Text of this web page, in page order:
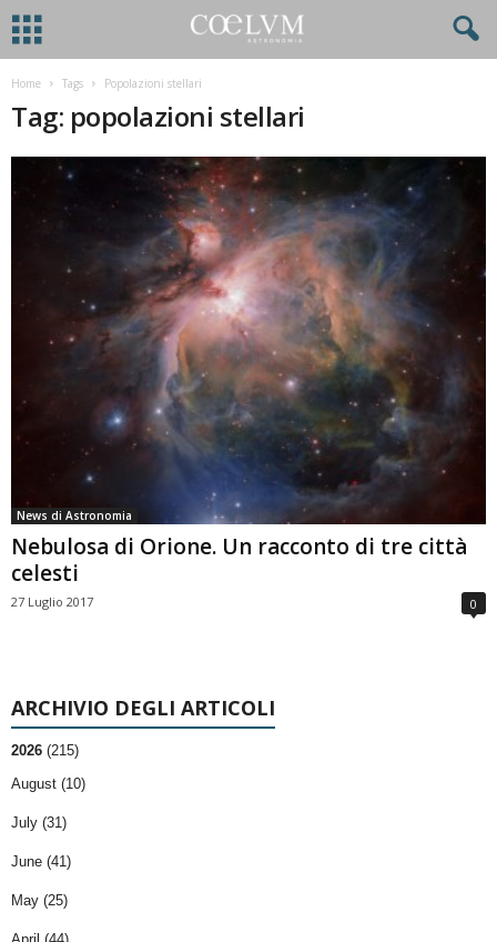
Home Tags Popolazioni stellari
Tag: popolazioni stellari
News di Astronomia
Nebulosa di Orione. Un racconto di tre città
celesti
27 Luglio 2017 0
ARCHIVIO DEGLI ARTICOLI
2026 (215)
August (10)
July (31)
June (41)
May (25)